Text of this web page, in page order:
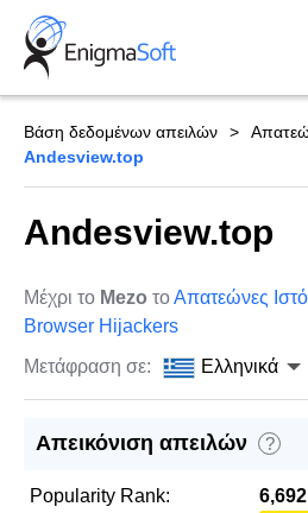
Skip
content
Βάση δεδομένων απειλών
Andesview.top
Andesview.top
Μέχρι το Mezo τοΑπατεώνες
Browser Hijackers
Μετάφραση σε:
Ελληνικά
Απεικόνιση απειλών ?
Popularity Rank:
6,692